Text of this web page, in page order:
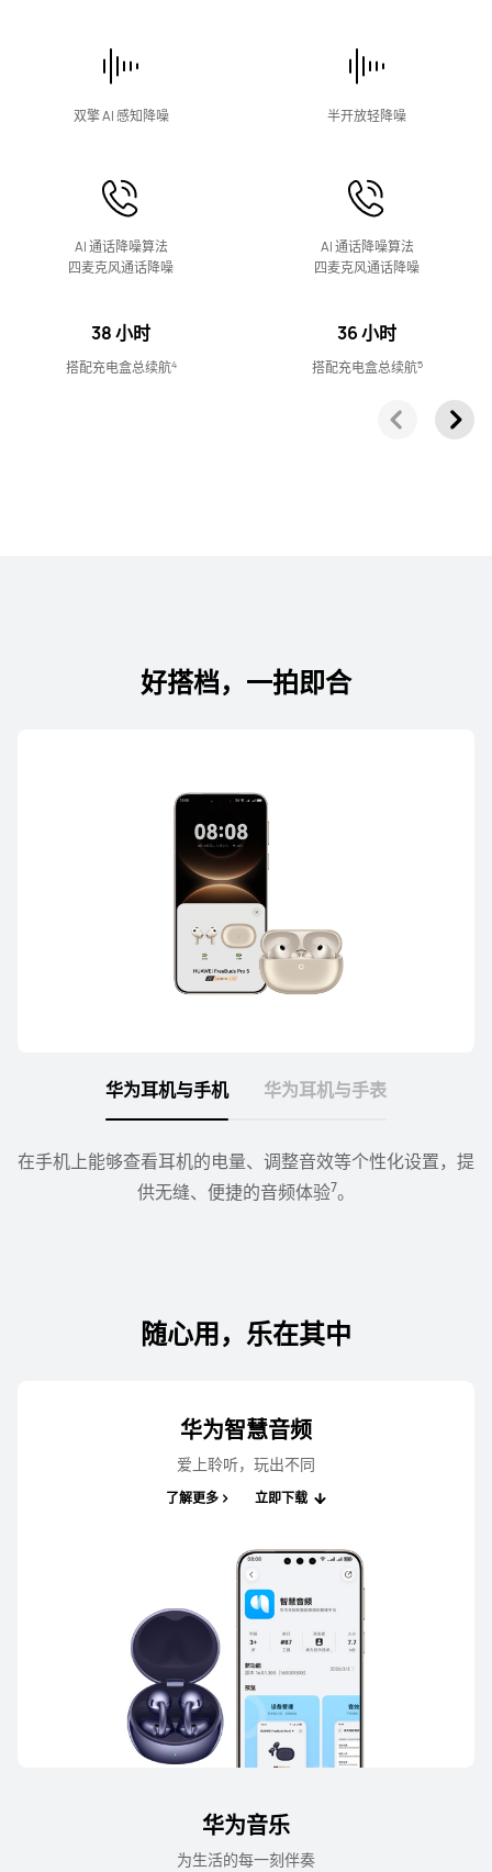
HUAWEI Sound X5
购买
华为悦彰家庭影⁠院
HUAWEI Sound Joy 2
了解更多 购买
双擎 AI 感知降噪
AI 通话降噪算法
四麦克风通话降噪
38 小时
搭配充电盒总续航4
半开放轻降噪
AI 通话降噪算⁠法
四麦克风通话降⁠噪
36 小时
搭配充电盒总续⁠航5
好搭档，一拍即合
在手机上能够查看耳机的电量、调整音效等个性化设置，提
供无缝、便捷的音频体⁠验7。
华为手表与蓝牙耳机、音箱连接后，可通过手表切换歌曲、
调节耳机或音箱的音⁠量⁠8。
华为耳机与手⁠机 华为耳机与手⁠表
随心用，乐在其中
华为智慧音频
爱上聆听，玩出不同
了解更多 立即下载
华为音乐
为生活的每一刻伴⁠奏